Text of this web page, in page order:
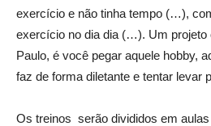
exercício e não tinha tempo (…),
exercício no dia dia (…). Um projeto
Paulo, é você pegar aquele hobby,
faz de forma diletante e tentar levar
Os treinos serão divididos em